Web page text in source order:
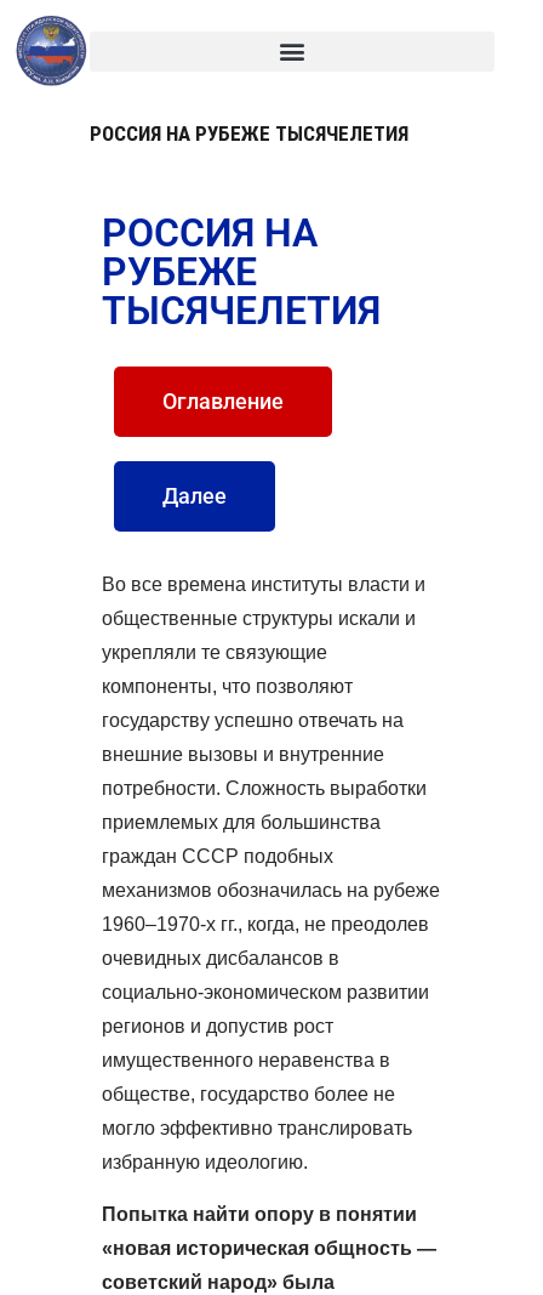
РОССИЯ НА РУБЕЖЕ ТЫСЯЧЕЛЕТИЯ
РОССИЯ НА
РУБЕЖЕ
ТЫСЯЧЕЛЕТИЯ
Оглавление
Далее
Во все времена институты власти и
общественные структуры искали и
укрепляли те связующие
компоненты, что позволяют
государству успешно отвечать на
внешние вызовы и внутренние
потребности. Сложность выработки
приемлемых для большинства
граждан СССР подобных
механизмов обозначилась на рубеже
1960–1970-х гг., когда, не преодолев
очевидных дисбалансов в
социально-экономическом развитии
регионов и допустив рост
имущественного неравенства в
обществе, государство более не
могло эффективно транслировать
избранную идеологию.
Попытка найти опору в понятии
«новая историческая общность —
советский народ» была